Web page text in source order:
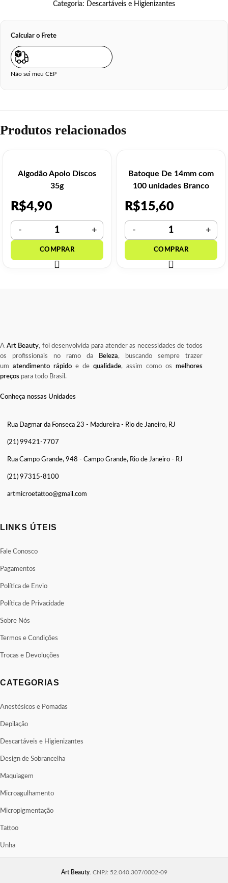
Categoria: Descartáveis e Higienizantes
Calcular o Frete
Não sei meu CEP
Produtos relacionados
Algodão Apolo Discos
35g
R$4,90
Batoque De 14mm com
100 unidades Branco
R$15,60
A Art Beauty, foi desenvolvida para atender as necessidades de todos
os profissionais no ramo da
Beleza, buscando sempre trazer
um atendimento rápido e de qualidade, assim como os melhores
preços para todo Brasil.
Conheça nossas Unidades
Rua Dagmar da Fonseca 23 - Madureira - Rio de Janeiro, RJ
(21) 99421-7707
Rua Campo Grande, 948 - Campo Grande, Rio de Janeiro - RJ
(21) 97315-8100
artmicroetattoo@gmail.com
LINKS ÚTEIS
Fale Conosco
Pagamentos
Política de Envio
Política de Privacidade
Sobre Nós
Termos e Condições
Trocas e Devoluções
CATEGORIAS
Anestésicos e Pomadas
Depilação
Descartáveis e Higienizantes
Design de Sobrancelha
Maquiagem
Microagulhamento
Micropigmentação
Tattoo
Unha
Art Beauty. CNPJ: 52.040.307/0002-09